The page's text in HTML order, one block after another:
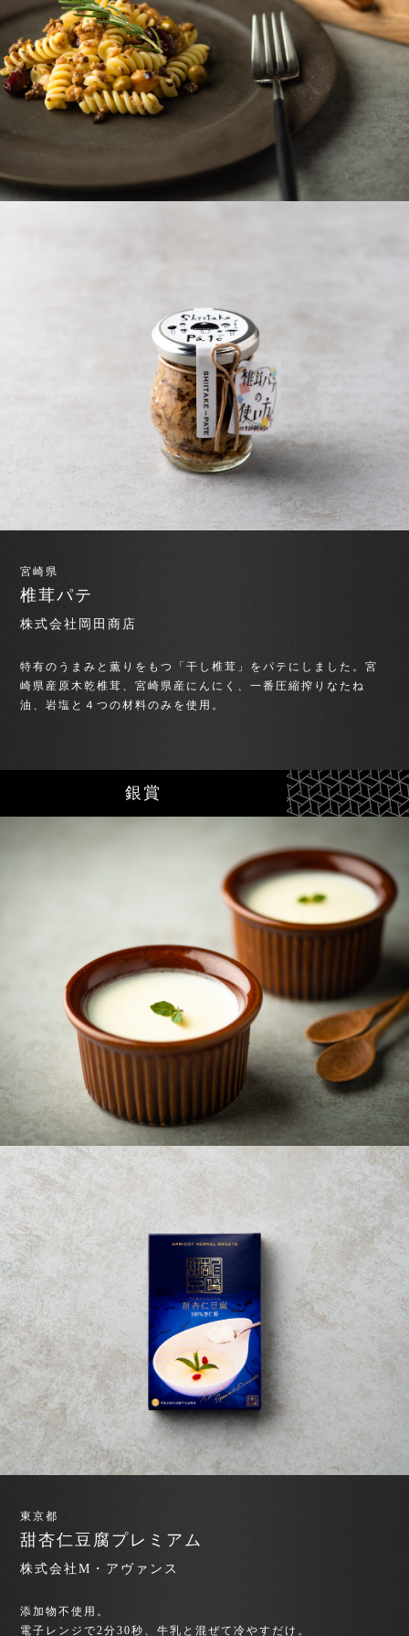
宮崎県
椎茸パテ
株式会社岡田商店
特有のうまみと薫りをもつ「干し椎茸」をパテにしました。宮
崎県産原木乾椎茸、宮崎県産にんにく、一番圧縮搾りなたね
油、岩塩と４つの材料のみを使用。
銀賞
東京都
甜杏仁豆腐プレミアム
株式会社M・アヴァンス
添加物不使用。
電子レンジで2分30秒、牛乳と混ぜて冷やすだけ。